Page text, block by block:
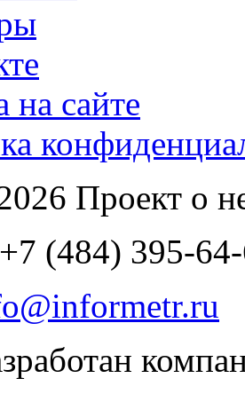
на сайте
Проект о
(484) 395-